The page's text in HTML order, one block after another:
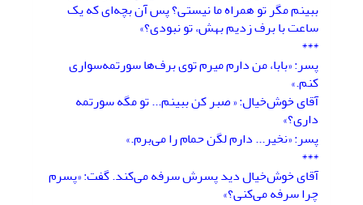
ببینم مگر تو همراه ما نیستی؟ پس آن بچه‌ای که یک
ساعت با برف زدیم بهش، تو نبودی؟»
***
پسر: «بابا، من دارم میرم توی برف‌ها سورتمه‌سواری
کنم.»
آقای خوش‌خیال: « صبر کن ببینم... تو مگه سورتمه
داری؟»
پسر: «نخیر... دارم لگن حمام را می‌برم.»
***
آقای خوش‌خیال دید پسرش سرفه می‌کند. گفت: «پسرم
چرا سرفه می‌کنی؟»